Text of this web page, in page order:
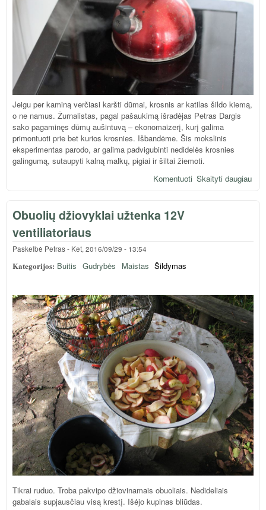
Jeigu per kaminą verčiasi karšti dūmai, krosnis ar katilas šildo kiemą,
o ne namus. Žurnalistas, pagal pašaukimą išradėjas Petras Dargis
sako pagaminęs dūmų aušintuvą – ekonomaizerį, kurį galima
primontuoti prie bet kurios krosnies. Išbandėme. Šis mokslinis
eksperimentas parodo, ar galima padvigubinti nedidelės krosnies
galingumą, sutaupyti kalną malkų, pigiai ir šiltai žiemoti.
Skaityti daugiau
Komentuoti
Obuolių džiovyklai užtenka 12V
ventiliatoriaus
Paskelbė Petras- Ket, 2016/09/29 - 13:54
Kategorijos: Buitis Gudrybės Maistas Šildymas
Tikrai ruduo. Troba pakvipo džiovinamais obuoliais. Nedideliais
gabalais supjausčiau visą krestį. Išėjo kupinas bliūdas.